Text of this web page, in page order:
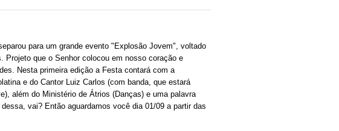
para um grande evento "Explosão Jovem", voltado
Projeto que o Senhor colocou em nosso coração e
Nesta primeira edição a Festa contará com a
e do Cantor Luiz Carlos (com banda, que estará
além do Ministério de Átrios (Danças) e uma palavra
vai? Então aguardamos você dia 01/09 a partir das